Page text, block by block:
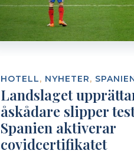
HOTELL, NYHETER,
Landslaget
åskådare slipper
Spanien aktiverar
covidcertifikatet